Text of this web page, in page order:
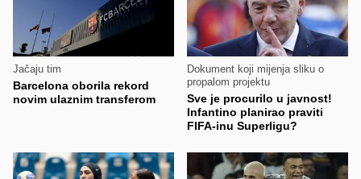
Jačaju tim
Barcelona oborila rekord
novim ulaznim transferom
Dokument koji mijenja sliku o
propalom projektu
Sve je procurilo u javnost!
Infantino planirao praviti
FIFA-inu Superligu?